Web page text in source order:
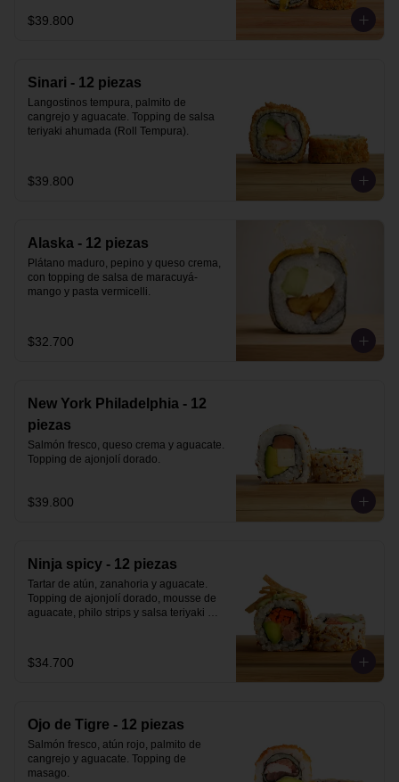
$39.800
Sinari - 12 piezas
Langostinos tempura, palmito de
cangrejo y aguacate. Topping de salsa
teriyaki ahumada (Roll Tempura).
$39.800
Alaska - 12 piezas
Plátano maduro, pepino y queso crema,
con topping de salsa de maracuyá-
mango y pasta vermicelli.
$32.700
New York Philadelphia - 12
piezas
Salmón fresco, queso crema y aguacate.
Topping de ajonjolí dorado.
$39.800
Ninja spicy - 12 piezas
Tartar de atún, zanahoria y aguacate.
Topping de ajonjolí dorado, mousse de
aguacate, philo strips y salsa teriyaki
$34.700
Ojo de Tigre - 12 piezas
Salmón fresco, atún rojo, palmito de
cangrejo y aguacate. Topping de
masago.